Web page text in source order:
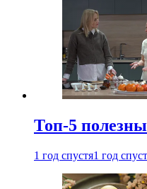
Топ-5
1 год спустя1 год